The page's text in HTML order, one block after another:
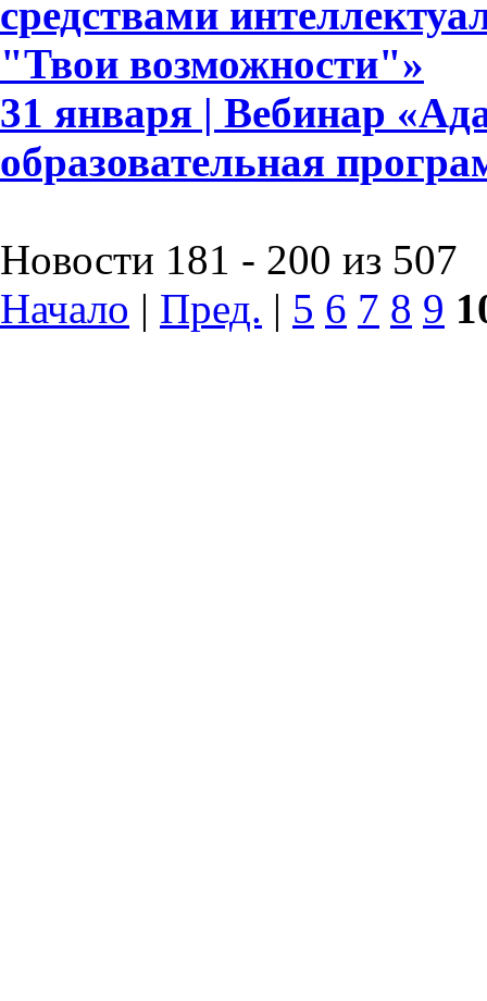
средствами
"Твои возможности"»
31 января | Вебинар
образовательная
Новости 181 - 200 из 507
Начало | Пред. | 5 6 7 8 9